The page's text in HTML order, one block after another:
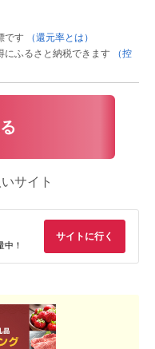
です
（還元率とは）
ふるさと納税できます
（控
サイト
！
サイトに行く